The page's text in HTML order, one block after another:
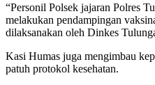
“Personil Polsek jajaran Polres
melakukan pendampingan
dilaksanakan oleh Dinkes
Kasi Humas juga mengimbau
patuh protokol kesehatan.